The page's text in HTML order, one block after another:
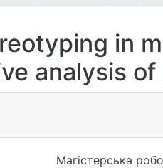
in
analysis
Магістерська